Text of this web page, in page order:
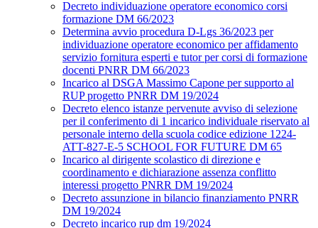
Decreto individuazione operatore economico corsi
formazione DM 66/2023
Determina avvio procedura D-Lgs 36/2023 per
individuazione operatore economico per affidamento
servizio fornitura esperti e tutor per corsi di formazione
docenti PNRR DM 66/2023
Incarico al DSGA Massimo Capone per supporto al
RUP progetto PNRR DM 19/2024
Decreto elenco istanze pervenute avviso di selezione
per il conferimento di 1 incarico individuale riservato al
personale interno della scuola codice edizione 1224-
ATT-827-E-5 SCHOOL FOR FUTURE DM 65
Incarico al dirigente scolastico di direzione e
coordinamento e dichiarazione assenza conflitto
interessi progetto PNRR DM 19/2024
Decreto assunzione in bilancio finanziamento PNRR
DM 19/2024
Decreto incarico rup dm 19/2024